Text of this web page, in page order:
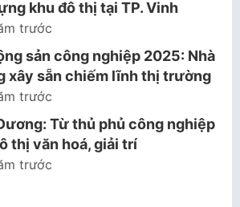
khu đô thị tại TP. Vinh
trước
sản công nghiệp 2025: Nhà
xây sẵn chiếm lĩnh thị trường
trước
Từ thủ phủ công nghiệp
thị văn hoá, giải trí
trước